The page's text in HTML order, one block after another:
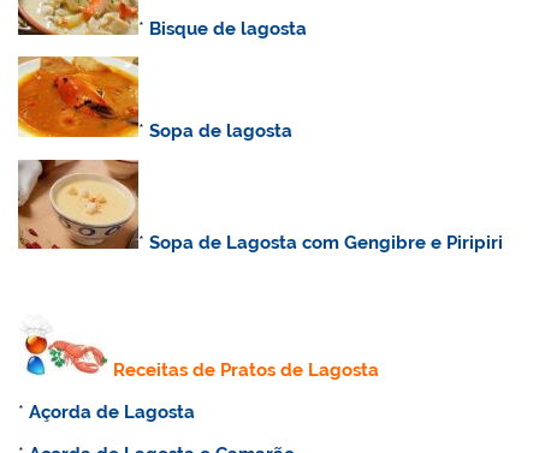
* Bisque de lagosta
*Sopa de lagosta
*Sopa de Lagosta com Gengibre e Piripiri
Receitas de Pratos de Lagosta
*Açorda de Lagosta